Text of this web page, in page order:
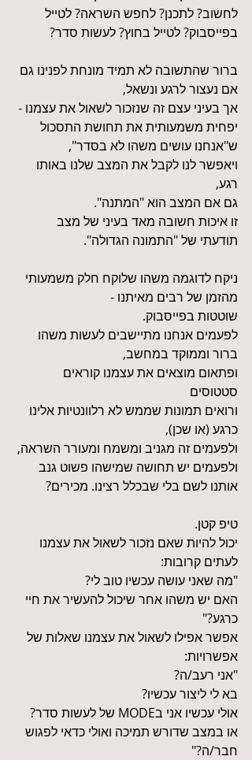
לחשוב? לתכנן? לחפש השראה? לטייל
בפייסבוק? לטייל בחוץ? לעשות סדר?
ברור שהתשובה לא תמיד מונחת לפנינו גם
אם נעצור לרגע ונשאל,
אך בעיני עצם זה שנזכור לשאול את עצמנו -
יפחית משמעותית את תחושת התסכול
ש"אנחנו עושים משהו לא בסדר",
ויאפשר לנו לקבל את המצב שלנו באותו
רגע,
גם אם המצב הוא "המתנה".
זו איכות חשובה מאד בעיני של מצב
תודעתי של "התמונה הגדולה".
ניקח לדוגמה משהו שלוקח חלק משמעותי
מהזמן של רבים מאיתנו -
שוטטות בפייסבוק.
לפעמים אנחנו מתיישבים לעשות משהו
ברור וממוקד במחשב,
ופתאום מוצאים את עצמנו קוראים
סטטוסים
ורואים תמונות שממש לא רלוונטיות אלינו
כרגע (או שכן),
ולפעמים זה מגניב ומשמח ומעורר השראה,
ולפעמים יש תחושה שמישהו פשוט גנב
אותנו לשם בלי שבכלל רצינו. מכירים?
טיפ קטן.
יכול להיות שאם נזכור לשאול את עצמנו
לעתים קרובות:
"מה שאני עושה עכשיו טוב לי?
האם יש משהו אחר שיכול להעשיר את חיי
כרגע?"
אפשר אפילו לשאול את עצמנו שאלות של
אפשרויות:
"אני רעב/ה?
בא לי ליצור עכשיו?
אולי עכשיו אני בMODE של לעשות סדר?
או במצב שדורש תמיכה ואולי כדאי לפגוש
חבר/ה?"